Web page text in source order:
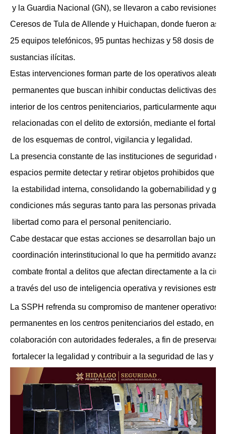
y la Guardia Nacional (GN), se llevaron a cabo revisiones
Ceresos de Tula de Allende y Huichapan, donde fueron
25 equipos telefónicos, 95 puntas hechizas y 58 dosis de
sustancias ilícitas.
Estas intervenciones forman parte de los operativos
permanentes que buscan inhibir conductas delictivas
interior de los centros penitenciarios, particularmente
relacionadas con el delito de extorsión, mediante el
de los esquemas de control, vigilancia y legalidad.
La presencia constante de las instituciones de seguridad
espacios permite detectar y retirar objetos prohibidos que
la estabilidad interna, consolidando la gobernabilidad y
condiciones más seguras tanto para las personas privadas
libertad como para el personal penitenciario.
Cabe destacar que estas acciones se desarrollan bajo una
coordinación interinstitucional lo que ha permitido avanzar
combate frontal a delitos que afectan directamente a la
a través del uso de inteligencia operativa y revisiones
La SSPH refrenda su compromiso de mantener operativos
permanentes en los centros penitenciarios del estado, en
colaboración con autoridades federales, a fin de preservar
fortalecer la legalidad y contribuir a la seguridad de las y